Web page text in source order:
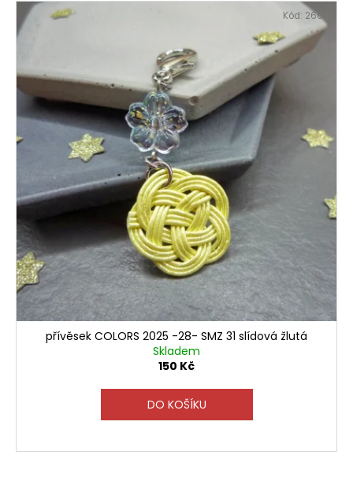
přívěsek COLORS 2025 -28- SMZ 31 slídová žlutá
Skladem
150 Kč
DO KOŠÍKU
Kód: 2663
u
j
m
e